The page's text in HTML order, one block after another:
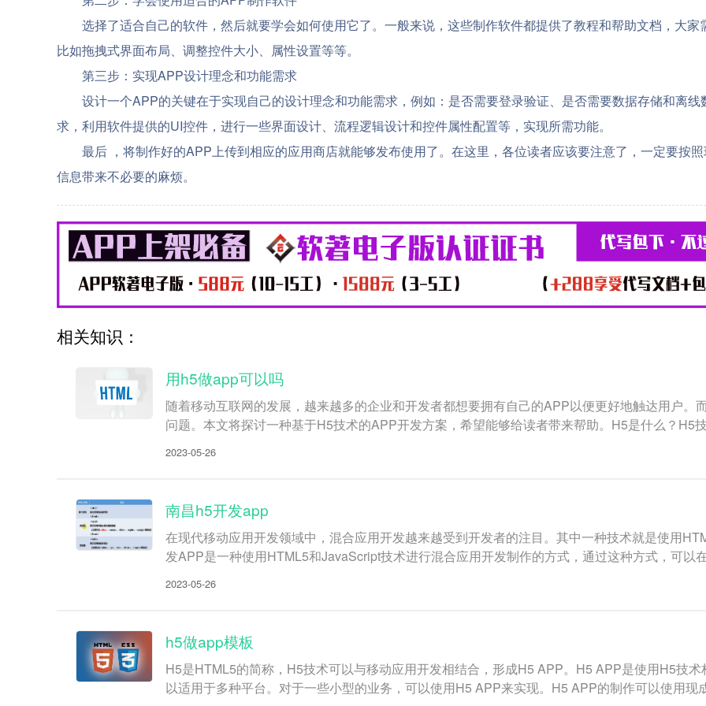
选择了适合自己的软件，然后就要学会如何使用它了。一般来说，这些制作软件都提供了教程和帮助文档，大
比如拖拽式界面布局、调整控件大小、属性设置等等。
第三步：实现APP设计理念和功能需求
设计一个APP的关键在于实现自己的设计理念和功能需求，例如：是否需要登录验证、是否需要数据存储和离
求，利用软件提供的UI控件，进行一些界面设计、流程逻辑设计和控件属性配置等，实现所需功能。
最后 ，将制作好的APP上传到相应的应用商店就能够发布使用了。在这里，各位读者应该要注意了，一定要按
信息带来不必要的麻烦。
相关知识：
用h5做app可以吗
随着移动互联网的发展，越来越多的企业和开发者都想要拥有自己的APP以便更好地触达用户
问题。本文将探讨一种基于H5技术的APP开发方案，希望能够给读者带来帮助。H5是什么？H5
2023-05-26
南昌h5开发app
在现代移动应用开发领域中，混合应用开发越来越受到开发者的注目。其中一种技术就是使用
发APP是一种使用HTML5和JavaScript技术进行混合应用开发制作的方式，通过这种方式，可以
2023-05-26
h5做app模板
H5是HTML5的简称，H5技术可以与移动应用开发相结合，形成H5 APP。H5 APP是使用H5技
以适用于多种平台。对于一些小型的业务，可以使用H5 APP来实现。H5 APP的制作可以使用现